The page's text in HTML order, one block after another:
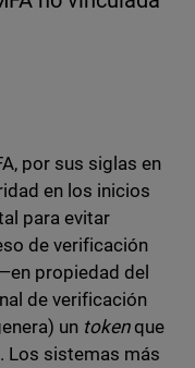
por sus siglas en
en los inicios
para evitar
de verificación
propiedad del
de verificación
un tokenque
Los sistemas más